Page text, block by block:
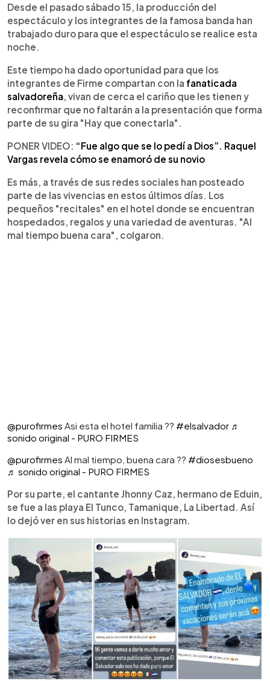
Desde el pasado sábado 15, la producción del
espectáculo y los integrantes de la famosa banda han
trabajado duro para que el espectáculo se realice esta
noche.
Este tiempo ha dado oportunidad para que los
integrantes de Firme compartan con la fanaticada
salvadoreña , vivan de cerca el cariño que les tienen y
reconfirmar que no faltarán a la presentación que forma
parte de su gira "Hay que conectarla".
PONER VIDEO: “Fue algo que se lo pedí a Dios”. Raquel
Vargas revela cómo se enamoró de su novio
Es más, a través de sus redes sociales han posteado
parte de las vivencias en estos últimos días. Los
pequeños "recitales" en el hotel donde se encuentran
hospedados, regalos y una variedad de aventuras. "Al
mal tiempo buena cara", colgaron.
@purofirmes Asi esta el hotel familia ?? #elsalvador ♬
sonido original - PURO FIRMES
@purofirmes Al mal tiempo, buena cara ?? #diosesbueno
♬ sonido original - PURO FIRMES
Por su parte, el cantante Jhonny Caz, hermano de Eduin,
se fue a las playa El Tunco, Tamanique, La Libertad. Así
lo dejó ver en sus historias en Instagram.